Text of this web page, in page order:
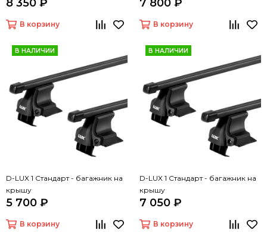
8 350 ₽
В корзину
7 800 ₽
В корзину
В НАЛИЧИИ
D-LUX 1 Стандарт - багажник на
крышу
5 700 ₽
В корзину
В НАЛИЧИИ
D-LUX 1 Стандарт - багажник на
крышу
7 050 ₽
В корзину